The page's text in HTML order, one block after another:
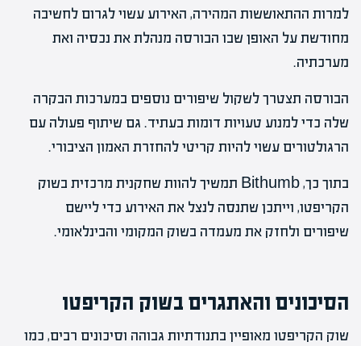
למרות ההתאוששות המהירה, האירוע עשוי לגרום לחשיבה
מחודשת על האופן שבו הבורסה מנהלת את נכסיה ואת
מערכתיה.
הבורסה תצטרך לשקול שיפורים נוספים במערכות הבקרה
שלה כדי למנוע טעויות דומות בעתיד. גם שיתוף פעולה עם
הרגולטורים עשוי להיות קריטי להחזרת האמון הציבורי.
בתוך כך, Bithumb תמשיך להוות שחקנית מרכזית בשוק
הקריפטו, וייתכן שתנסה לנצל את האירוע כדי ליישם
שיפורים ולחזק את מעמדה בשוק המקומי והבינלאומי.
הסיכונים והאתגרים בשוק הקריפטו
שוק הקריפטו מאופיין בתנודתיות גבוהה וסיכונים רבים, כמו